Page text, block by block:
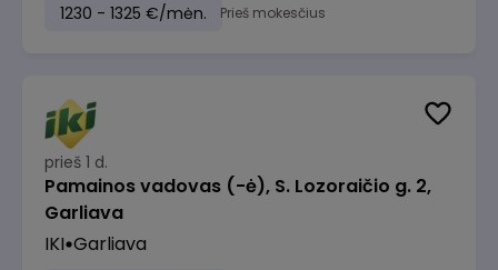
1230 - 1325 €/mėn. Prieš mokesčius
prieš 1 d.
Pamainos vadovas (-ė), S. Lozoraičio g. 2,
Garliava
IKI Garliava